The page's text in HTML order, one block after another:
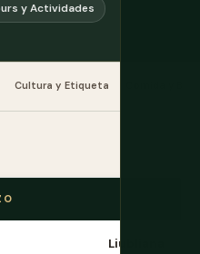
y Actividades
Cultura y Etiqueta
Liubliana